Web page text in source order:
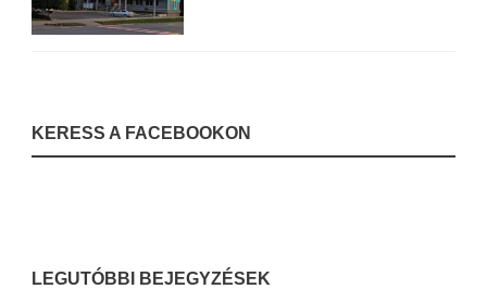
KERESS A FACEBOOKON
LEGUTÓBBI BEJEGYZÉSEK